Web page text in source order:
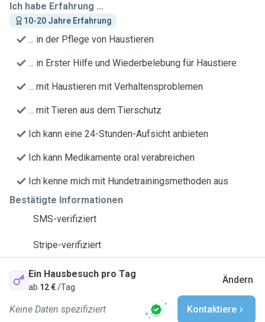
Ich habe Erfahrung ...
10-20 Jahre Erfahrung
... in der Pflege von Haustieren
... in Erster Hilfe und Wiederbelebung für Haustiere
... mit Haustieren mit Verhaltensproblemen
... mit Tieren aus dem Tierschutz
Ich kann eine 24-Stunden-Aufsicht anbieten
Ich kann Medikamente oral verabreichen
Ich kenne mich mit Hundetrainingsmethoden aus
Bestätigte Informationen
SMS-verifiziert
Stripe-verifiziert
Ein Hausbesuch pro Tag
ab 12 €/Tag
Ändern
Keine Daten spezifiziert Kontaktiere